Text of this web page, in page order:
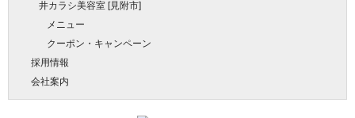
井カラシ美容室 [見附市]
メニュー
クーポン・キャンペーン
採用情報
会社案内